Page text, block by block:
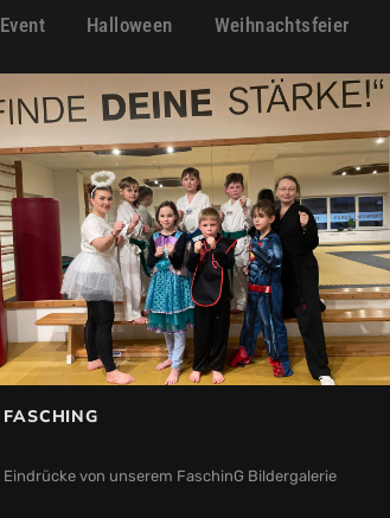
Event Halloween Weihnachtsfeier
FASCHING
Eindrücke von unserem FaschinG Bildergalerie